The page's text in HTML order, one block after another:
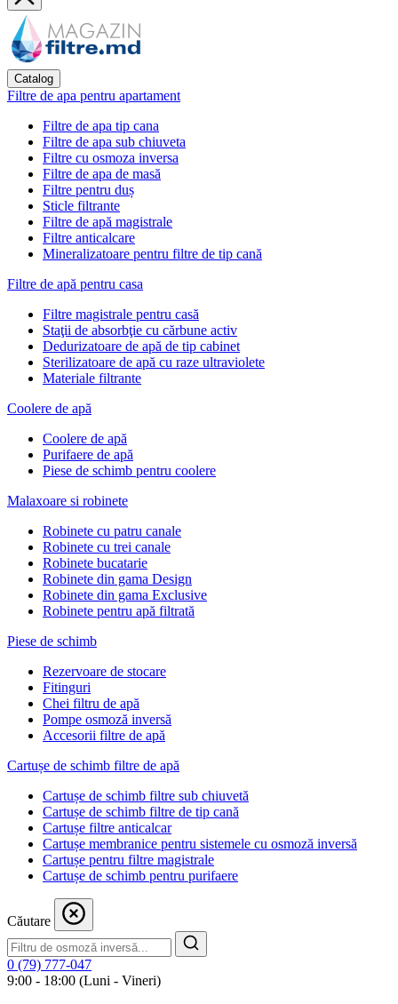
Catalog
Filtre de apa pentru apartament
Filtre de apa tip cana
Filtre de apa sub chiuveta
Filtre cu osmoza inversa
Filtre de apa de masă
Filtre pentru duș
Sticle filtrante
Filtre de apă magistrale
Filtre anticalcare
Mineralizatoare pentru filtre de tip cană
Filtre de apă pentru casa
Filtre magistrale pentru casă
Staţii de absorbţie cu cărbune activ
Dedurizatoare de apă de tip cabinet
Sterilizatoare de apă cu raze ultraviolete
Materiale filtrante
Coolere de apă
Сoolere de apă
Purifaere de apă
Piese de schimb pentru coolere
Malaxoare si robinete
Robinete cu patru canale
Robinete cu trei canale
Robinete bucatarie
Robinete din gama Design
Robinete din gama Exclusive
Robinete pentru apă filtrată
Piese de schimb
Rezervoare de stocare
Fitinguri
Chei filtru de apă
Pompe osmoză inversă
Accesorii filtre de apă
Cartușe de schimb filtre de apă
Cartușe de schimb filtre sub chiuvetă
Cartușe de schimb filtre de tip cană
Cartușe filtre anticalcar
Cartușe membranice pentru sistemele cu osmoză inversă
Cartușe pentru filtre magistrale
Cartușe de schimb pentru purifaere
Căutare
0 (79) 777-047
9:00 - 18:00 (Luni - Vineri)